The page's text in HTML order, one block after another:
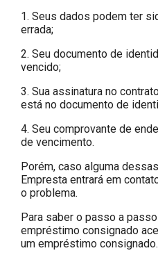
1. Seus dados podem ter
errada;
2. Seu documento de
vencido;
3. Sua assinatura no
está no documento de
4. Seu comprovante de
de vencimento.
Porém, caso alguma
Empresta entrará em
o problema.
Para saber o passo a
empréstimo consignado
um empréstimo consignado.